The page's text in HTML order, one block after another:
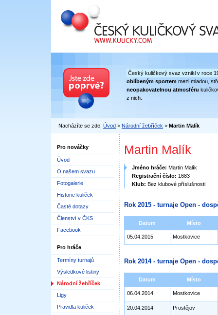
Český kuličkový svaz
Český kuličkový svaz vznikl v roce
oblíbeným sportem mezi mladou,
neopakovatelnou atmosféru
z nich.
Nacházíte se zde: Úvod > Národní žebříček > Martin Malík
Pro nováčky
Úvod
O našem svazu
Fotogalerie
Historie kuliček
Časté dotazy
Členství v ČKS
Facebook
Pro hráče
Termíny turnajů
Výsledkové listiny
Národní žebříček
Ligy
Pravidla kuliček
Martin Malík
Jméno hráče: Martin Malík
Registrační číslo: 1683
Klub: Bez klubové příslušnosti
Rok 2015 - turnaje Open -
Datum Místo
05.04.2015 Mostkovice
Rok 2014 - turnaje Open -
Datum Místo
06.04.2014 Mostkovice
20.04.2014 Prostějov